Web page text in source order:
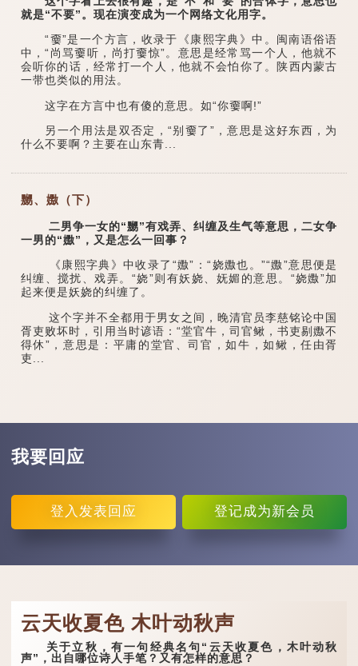
就是“不要”。现在演变成为一个网络文化用字。
“嫑”是一个方言，收录于《康熙字典》中。闽南语俗语
中，“尚骂嫑听，尚打嫑惊”。意思是经常骂一个人，他就不
会听你的话，经常打一个人，他就不会怕你了。陕西内蒙古
一带也类似的用法。
这字在方言中也有傻的意思。如“你嫑啊!”
另一个用法是双否定，“别嫑了”，意思是这好东西，为
什么不要啊？主要在山东青...
嬲、嫐（下）
二男争一女的“嬲”有戏弄、纠缠及生气等意思，二女争
一男的“嫐”，又是怎么一回事？
《康熙字典》中收录了“嫐”：“娆嫐也。”“嫐”意思便是
纠缠、搅扰、戏弄。“娆”则有妖娆、妩媚的意思。“娆嫐”加
起来便是妖娆的纠缠了。
这个字并不全都用于男女之间，晚清官员李慈铭论中国
胥吏败坏时，引用当时谚语：“堂官牛，司官鳅，书吏剔嫐不
得休”，意思是：平庸的堂官、司官，如牛，如鳅，任由胥
吏...
我要回应
登入 发表回应 登记成为新会员
云天收夏色 木叶动秋声
关于立秋，有一句经典名句“云天收夏色，木叶动秋
声”，出自哪位诗人手笔？又有怎样的意思？